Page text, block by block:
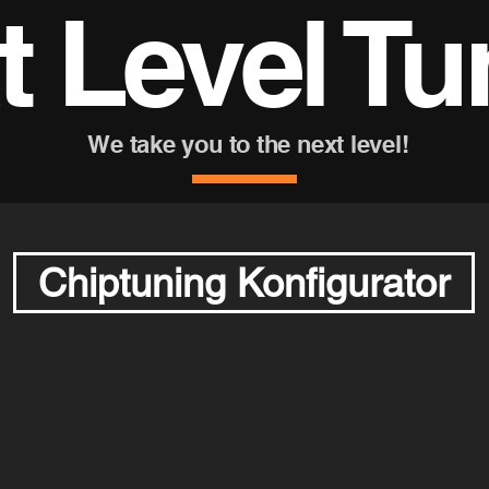
Chiptuning Konfigurator
Level
We take you to the next level!